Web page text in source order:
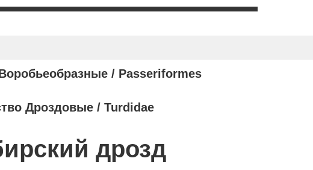
дрозд
Дроздовые / Turdidae
/ Passeriformes